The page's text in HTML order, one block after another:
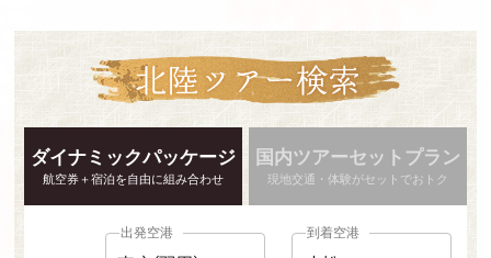
ダイナミックパッケージ
航空券＋宿泊を自由に組み合わせ
国内ツアーセットプラン
現地交通・体験がセットでおトク
出発空港 到着空港